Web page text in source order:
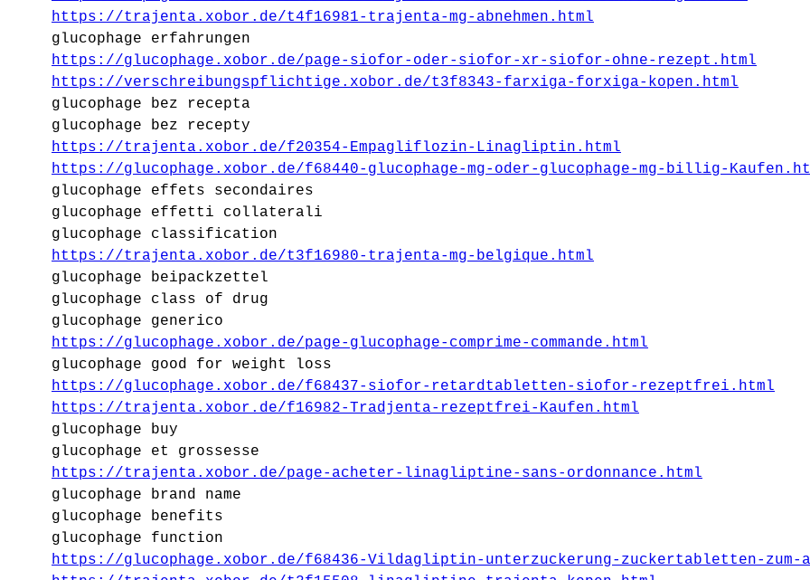
https://trajenta.xobor.de/t4f16981-trajenta-mg-abnehmen.html
glucophage erfahrungen
https://glucophage.xobor.de/page-siofor-oder-siofor-xr-siofor-ohne-rezept.html
https://verschreibungspflichtige.xobor.de/t3f8343-farxiga-forxiga-kopen.html
glucophage bez recepta
glucophage bez recepty
https://trajenta.xobor.de/f20354-Empagliflozin-Linagliptin.html
https://glucophage.xobor.de/f68440-glucophage-mg-oder-glucophage-mg-billig-
glucophage effets secondaires
glucophage effetti collaterali
glucophage classification
https://trajenta.xobor.de/t3f16980-trajenta-mg-belgique.html
glucophage beipackzettel
glucophage class of drug
glucophage generico
https://glucophage.xobor.de/page-glucophage-comprime-commande.html
glucophage good for weight loss
https://glucophage.xobor.de/f68437-siofor-retardtabletten-siofor-rezeptfrei.html
https://trajenta.xobor.de/f16982-Tradjenta-rezeptfrei-Kaufen.html
glucophage buy
glucophage et grossesse
https://trajenta.xobor.de/page-acheter-linagliptine-sans-ordonnance.html
glucophage brand name
glucophage benefits
glucophage function
https://glucophage.xobor.de/f68436-Vildagliptin-unterzuckerung-zuckertabletten-zum-